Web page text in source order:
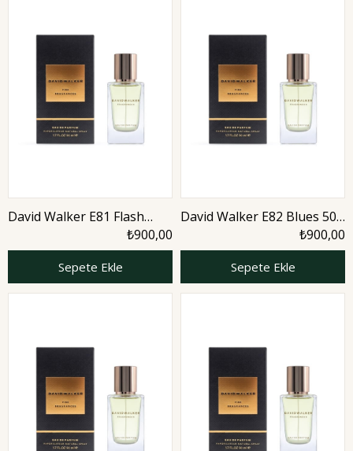
David Walker E81 Flash
Two 50 ml Erkek Parfüm |
Woody
₺900,00
Sepete Ekle
David Walker E82 Blues 50
ml Erkek Parfüm | Citrus
₺900,00
Sepete Ekle